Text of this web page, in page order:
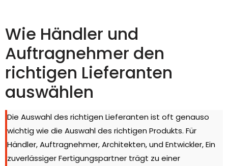
Wie Händler und
Auftragnehmer den
richtigen Lieferanten
auswählen
Die Auswahl des richtigen Lieferanten ist oft genauso
wichtig wie die Auswahl des richtigen Produkts. Für
Händler, Auftragnehmer, Architekten, und Entwickler, Ein
zuverlässiger Fertigungspartner trägt zu einer